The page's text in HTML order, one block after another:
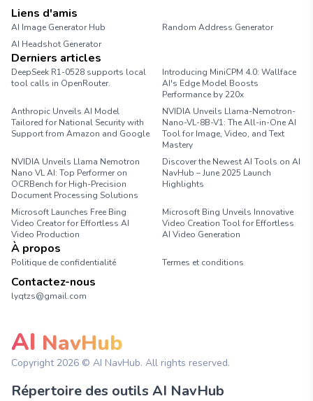
Liens d'amis
AI Image Generator Hub
Random Address Generator
AI Headshot Generator
Derniers articles
DeepSeek R1-0528 supports local
tool calls in OpenRouter.
Introducing MiniCPM 4.0: Wallface
AI's Edge Model Boosts
Performance by 220x
Anthropic Unveils AI Model
Tailored for National Security with
Support from Amazon and Google
NVIDIA Unveils Llama-Nemotron-
Nano-VL-8B-V1: The All-in-One AI
Tool for Image, Video, and Text
Mastery
NVIDIA Unveils Llama Nemotron
Nano VL AI: Top Performer on
OCRBench for High-Precision
Document Processing Solutions
Discover the Newest AI Tools on AI
NavHub – June 2025 Launch
Highlights
Microsoft Launches Free Bing
Video Creator for Effortless AI
Video Production
Microsoft Bing Unveils Innovative
Video Creation Tool for Effortless
AI Video Generation
À propos
Politique de confidentialité Termes et conditions
Contactez-nous
lyqtzs@gmail.com
AI NavHub
Copyright 2026 © AI NavHub. All rights reserved.
Répertoire des outils AI NavHub